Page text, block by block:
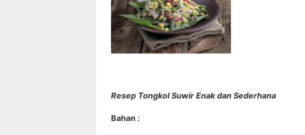
Resep Tongkol Suwir Enak dan Sederhana
Bahan :